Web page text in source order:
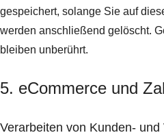
gespeichert, solange Sie auf
werden anschließend gelöscht.
bleiben unberührt.
5. eCommerce und
Verarbeiten von Kunden- und